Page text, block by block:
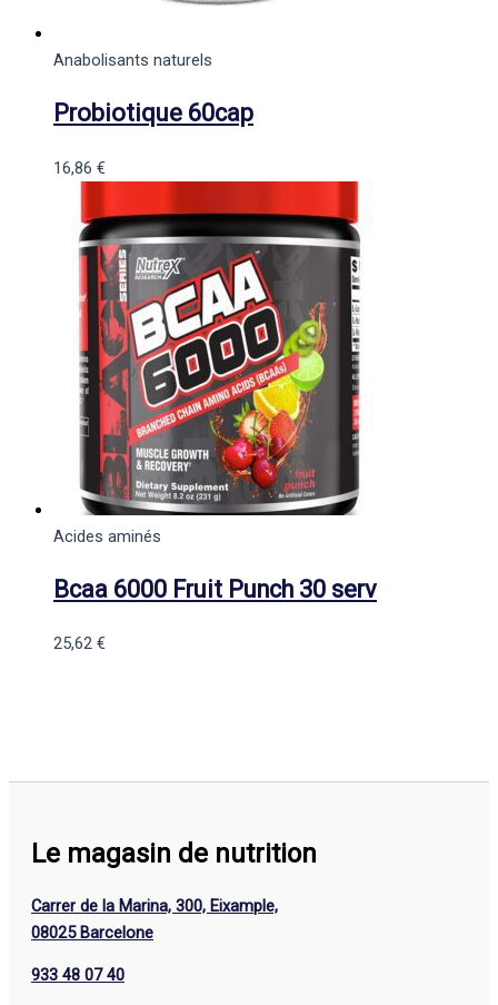
Anabolisants naturels
Probiotique 60cap
16,86 €
Acides aminés
Bcaa 6000 Fruit Punch 30 serv
25,62 €
Le magasin de nutrition
Carrer de la Marina, 300, Eixample,
08025 Barcelone
933 48 07 40